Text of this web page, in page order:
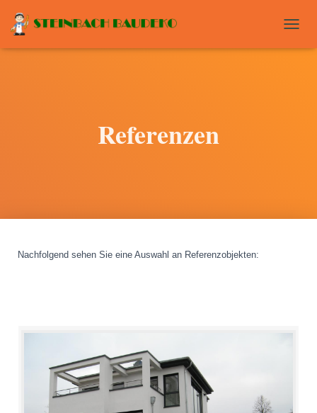
O
Referenzen
Nachfolgend sehen Sie eine Auswahl an Referenzobjekten: